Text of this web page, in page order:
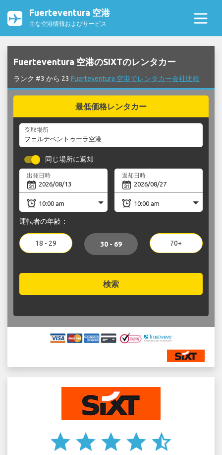
Fuerteventura 空港
主な空港情報およびサービス
Fuerteventura 空港のSIXTのレンタカー
ランク #3 から 23 Fuerteventura 空港でレンタカー会社比較
最低価格レンタカー
受取場所
同じ場所に返却
出発日時 返却日時
運転者の年齢：
18 - 29 30 - 69 70+
検索
star star star star star_half